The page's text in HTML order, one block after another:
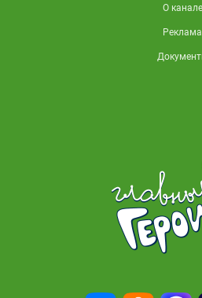
О канале
Реклама